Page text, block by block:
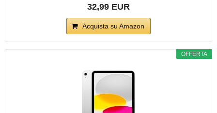
32,99 EUR
Acquista su Amazon
OFFERTA